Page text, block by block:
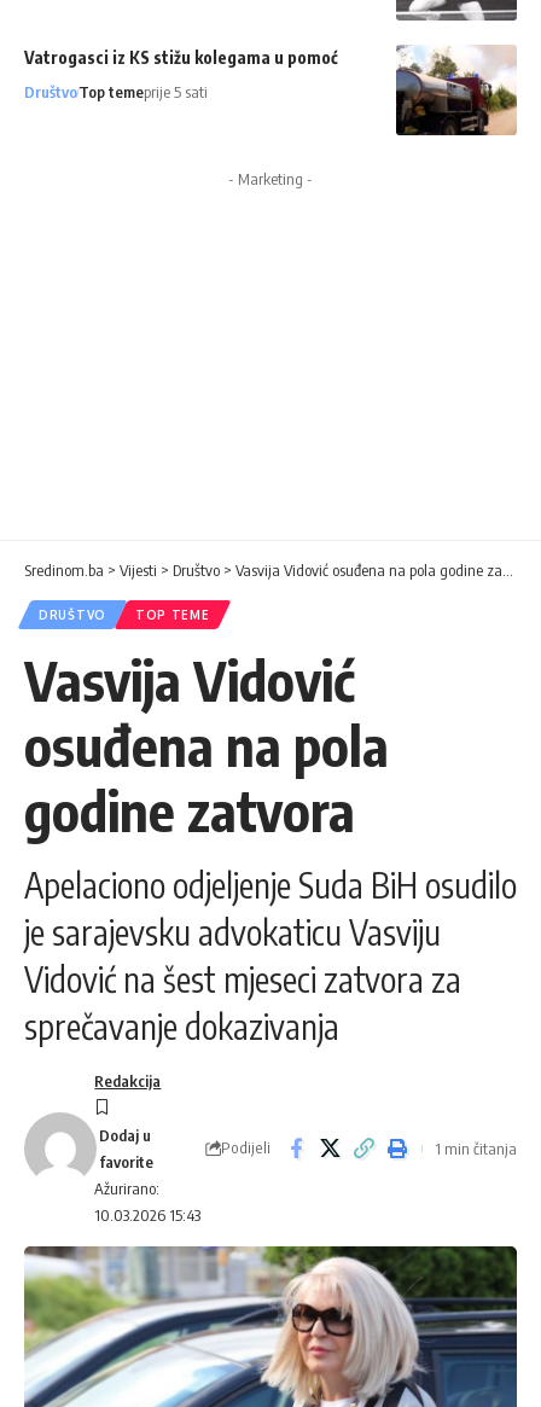
Vatrogasci iz KS stižu kolegama u pomoć
DruštvoTop temeprije 5 sati
- Marketing -
Sredinom.ba > Vijesti > Društvo > Vasvija Vidović osuđena na pola godine zatvora
DRUŠTVO TOP TEME
Vasvija Vidović
osuđena na pola
godine zatvora
Apelaciono odjeljenje Suda BiH osudilo
je sarajevsku advokaticu Vasviju
Vidović na šest mjeseci zatvora za
sprečavanje dokazivanja
Ažurirano:
10.03.2026 15:43
Redakcija
Podijeli 1 min čitanja